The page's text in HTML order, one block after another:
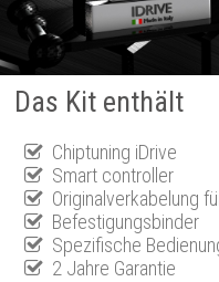
Das Kit enthält
Chiptuning iDrive
Smart controller
Originalverkabelung
Befestigungsbinder
Spezifische
2 Jahre Garantie